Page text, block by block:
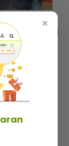
cari lelaki
×